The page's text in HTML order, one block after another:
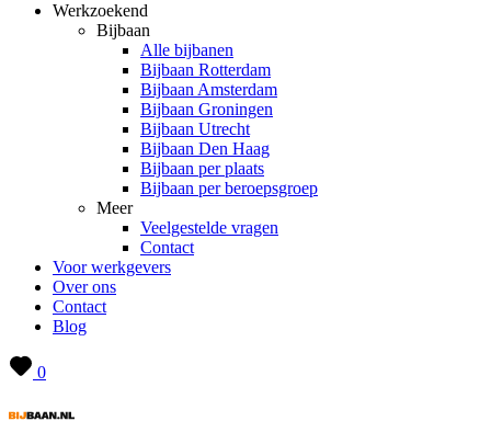
Werkzoekend
Bijbaan
Alle bijbanen
Bijbaan Rotterdam
Bijbaan Amsterdam
Bijbaan Groningen
Bijbaan Utrecht
Bijbaan Den Haag
Bijbaan per plaats
Bijbaan per beroepsgroep
Meer
Veelgestelde vragen
Contact
Voor werkgevers
Over ons
Contact
Blog
0